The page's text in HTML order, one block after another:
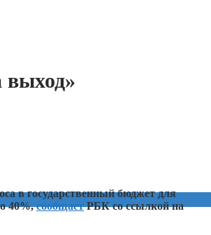
выход»
в государственный бюджет для
40%,сообщаетРБК со ссылкой на